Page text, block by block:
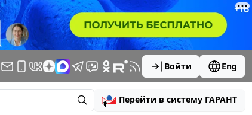
Войти Eng
Перейти в систему ГАРАНТ